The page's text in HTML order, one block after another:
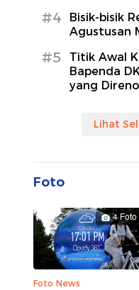
#4
Bisik-bisik
Agustusan
#5
Titik Awal
Bapenda
yang
Lihat
Foto
4 Foto
Foto News